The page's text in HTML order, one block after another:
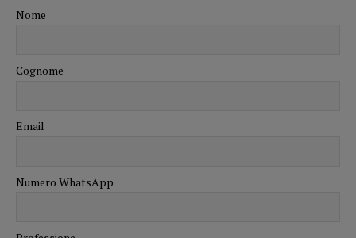
Nome
Cognome
Email
Numero WhatsApp